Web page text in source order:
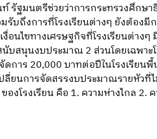
มนตรีช่วยว่าการกระทรวงศึกษา
บถึงการที่โรงเรียนต่างๆ ยังต้องมี
ไขทางเศรษฐกิจที่โรงเรียนต่างๆ
สนุนงบประมาณ 2 ส่วนโดยเฉพาะโ
ดการ 20,000 บาทต่อปีในโรงเรี
ยนการจัดสรรงบประมาณรายหัวที่
โรงเรียน คือ 1. ความห่างไกล 2.